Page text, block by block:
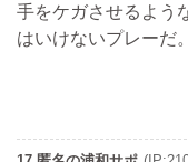
手をケガさせるよう
はいけないプレーだ。